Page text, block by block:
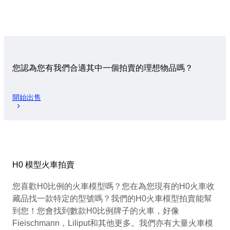
您認為您有我們合適其中一個拍賣的理想物品嗎？
開始出售
H0 模型火車拍賣
您喜歡H0比例的火車模型嗎？您在為您現有的H0火車收
藏品找一款特定的型號嗎？我們的H0火車模型拍賣能幫
到您！您會找到數款H0比例牌子的火車，好像
Fieischmann，Liliput和其他更多。我們亦有大量火車模